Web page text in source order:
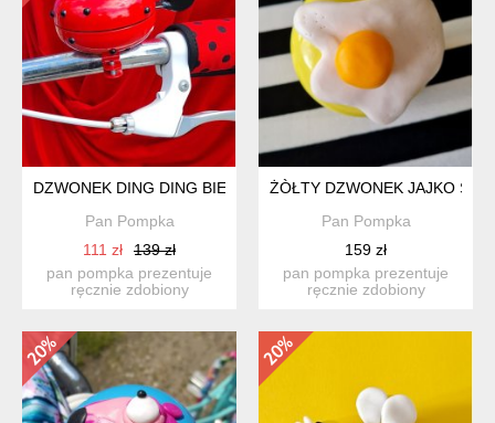
DZWONEK DING DING BIEDRONKA
Pan Pompka
111 zł
139 zł
pan pompka prezentuje
ręcznie zdobiony
ŻÒŁTY DZWONEK JAJKO
Pan Pompka
159 zł
pan pompka prezentuje
ręcznie zdobiony